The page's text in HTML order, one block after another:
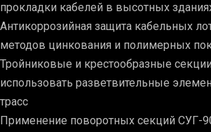
прокладки кабелей в высотных
Антикоррозийная защита кабельных
методов цинкования и полимерных
Тройниковые и крестообразные
использовать разветвительные
трасс
Применение поворотных секций СУГ-